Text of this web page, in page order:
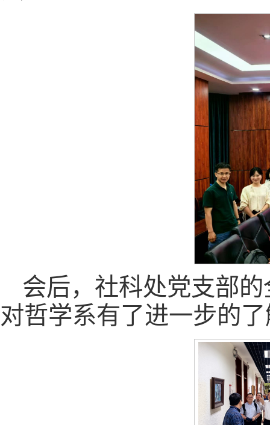
会后，社科处党支部
对哲学系有了进一步的